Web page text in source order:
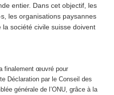
entier. Dans cet objectif, les
les organisations paysannes
société civile suisse doivent
finalement œuvré pour
Déclaration par le Conseil des
générale de l’ONU, grâce à la